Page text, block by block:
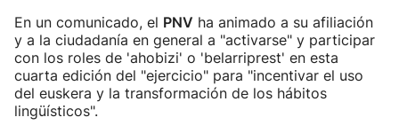
En un comunicado, el PNV ha animado a su afiliación
y a la ciudadanía en general a "activarse" y participar
con los roles de 'ahobizi' o 'belarriprest' en esta
cuarta edición del "ejercicio" para "incentivar el uso
del euskera y la transformación de los hábitos
lingüísticos".